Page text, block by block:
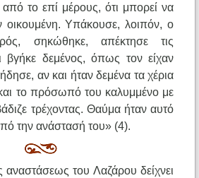
από το επί μέρους, ότι μπορεί να
οικουμένη. Υπάκουσε, λοιπόν, ο
σηκώθηκε, απέκτησε τις
βγήκε δεμένος, όπως τον είχαν
αν και ήταν δεμένα τα χέρια
το πρόσωπό του καλυμμένο με
τρέχοντας. Θαύμα ήταν αυτό
την ανάστασή του» (4).
του Λαζάρου δείχνει